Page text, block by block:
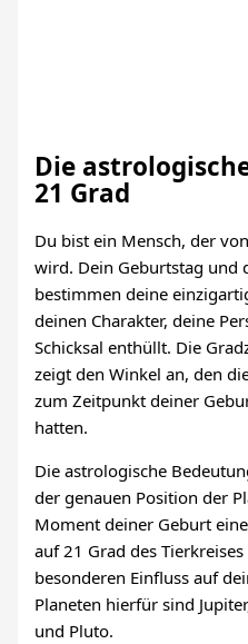
Die
21 Grad
Du bist ein Mensch, der
wird. Dein Geburtstag und
bestimmen deine
deinen Charakter, deine
Schicksal enthüllt. Die
zeigt den Winkel an, den
zum Zeitpunkt deiner
hatten.
Die astrologische
der genauen Position der
Moment deiner Geburt
auf 21 Grad des
besonderen Einfluss auf
Planeten hierfür sind
und Pluto.